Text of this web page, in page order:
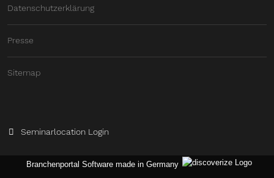
Datenschutzerklärung
Presse
Sitemap
Seminarlocation Login
Branchenportal Software made in Germany